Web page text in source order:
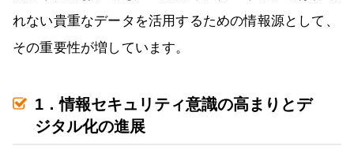
れない貴重なデータを活用するための情報源として、
その重要性が増しています。
1．情報セキュリティ意識の高まりとデ
ジタル化の進展